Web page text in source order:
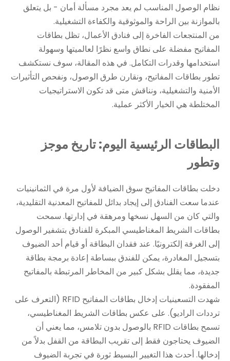
نظام الوصول المناسب لم يعد مجرد مسألة أمان - بل يتعلق
بالموازنة بين الراحة والموثوقية والكفاءة التشغيلية.
من المنتجعات الفاخرة إلى فنادق الأعمال، تظل بطاقات
المفاتيح مفضلة على نطاق واسع نظرًا لعالميتها وسهولة
استخدامها وقدرات التكامل. في هذه المقالة، سوف نستكشف
تطور بطاقات المفاتيح، ونقارن طرق الوصول، ونفحص التأثيرات
الأمنية والتشغيلية، ونناقش متى قد تكون الاستراتيجيات
المختلطة هي الخيار الأكثر عملية.
البطاقات الرئيسية اليوم: تاريخ موجز
وتطور
دخلت بطاقات المفاتيح سوق الضيافة لأول مرة في الثمانينيات
عندما سعت الفنادق إلى إيجاد بدائل للمفاتيح المعدنية التقليدية،
والتي كان من السهل نسخها ومرهقة في إدارتها. سمحت
بطاقات الشريط المغناطيسي المبكرة للفنادق بتشفير الوصول
إلى الغرفة إلكترونيًا. عند فقدان البطاقة أو قيام أحد الضيوف
بتسجيل المغادرة، يمكن للفندق ببساطة إعادة برمجة بطاقة
جديدة، مما يقلل بشكل كبير من المخاطر المرتبطة بالمفاتيح
المفقودة.
شهدت التسعينيات إدخال بطاقات المفاتيح RFID (التعرف على
ترددات الراديو). على عكس بطاقات الشريط المغناطيسي،
تسمح بطاقات RFID بالوصول بدون تلامس، مما يعني أن
الضيوف يحتاجون فقط إلى تقريب البطاقة من القفل بدلاً من
إدخالها. أحدث هذا التغيير البسيط ثورة في تجربة الضيوف